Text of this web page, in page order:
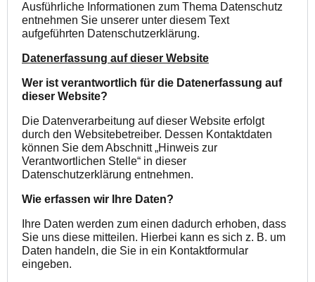
Ausführliche Informationen zum Thema Datenschutz
entnehmen Sie unserer unter diesem Text
aufgeführten Datenschutzerklärung.
Datenerfassung auf dieser Website
Wer ist verantwortlich für die Datenerfassung auf
dieser Website?
Die Datenverarbeitung auf dieser Website erfolgt
durch den Websitebetreiber. Dessen Kontaktdaten
können Sie dem Abschnitt „Hinweis zur
Verantwortlichen Stelle“ in dieser
Datenschutzerklärung entnehmen.
Wie erfassen wir Ihre Daten?
Ihre Daten werden zum einen dadurch erhoben, dass
Sie uns diese mitteilen. Hierbei kann es sich z. B. um
Daten handeln, die Sie in ein Kontaktformular
eingeben.